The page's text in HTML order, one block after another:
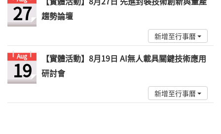
27
趨勢論壇
新增至行事曆
Aug
19
【實體活動】8月19日 AI無人載具關鍵技術應用
研討會
新增至行事曆